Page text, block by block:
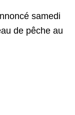
samedi
de pêche au